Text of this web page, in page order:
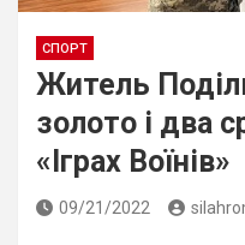
СПОРТ
Житель
золото і два
«Іграх Воїнів»
09/21/2022